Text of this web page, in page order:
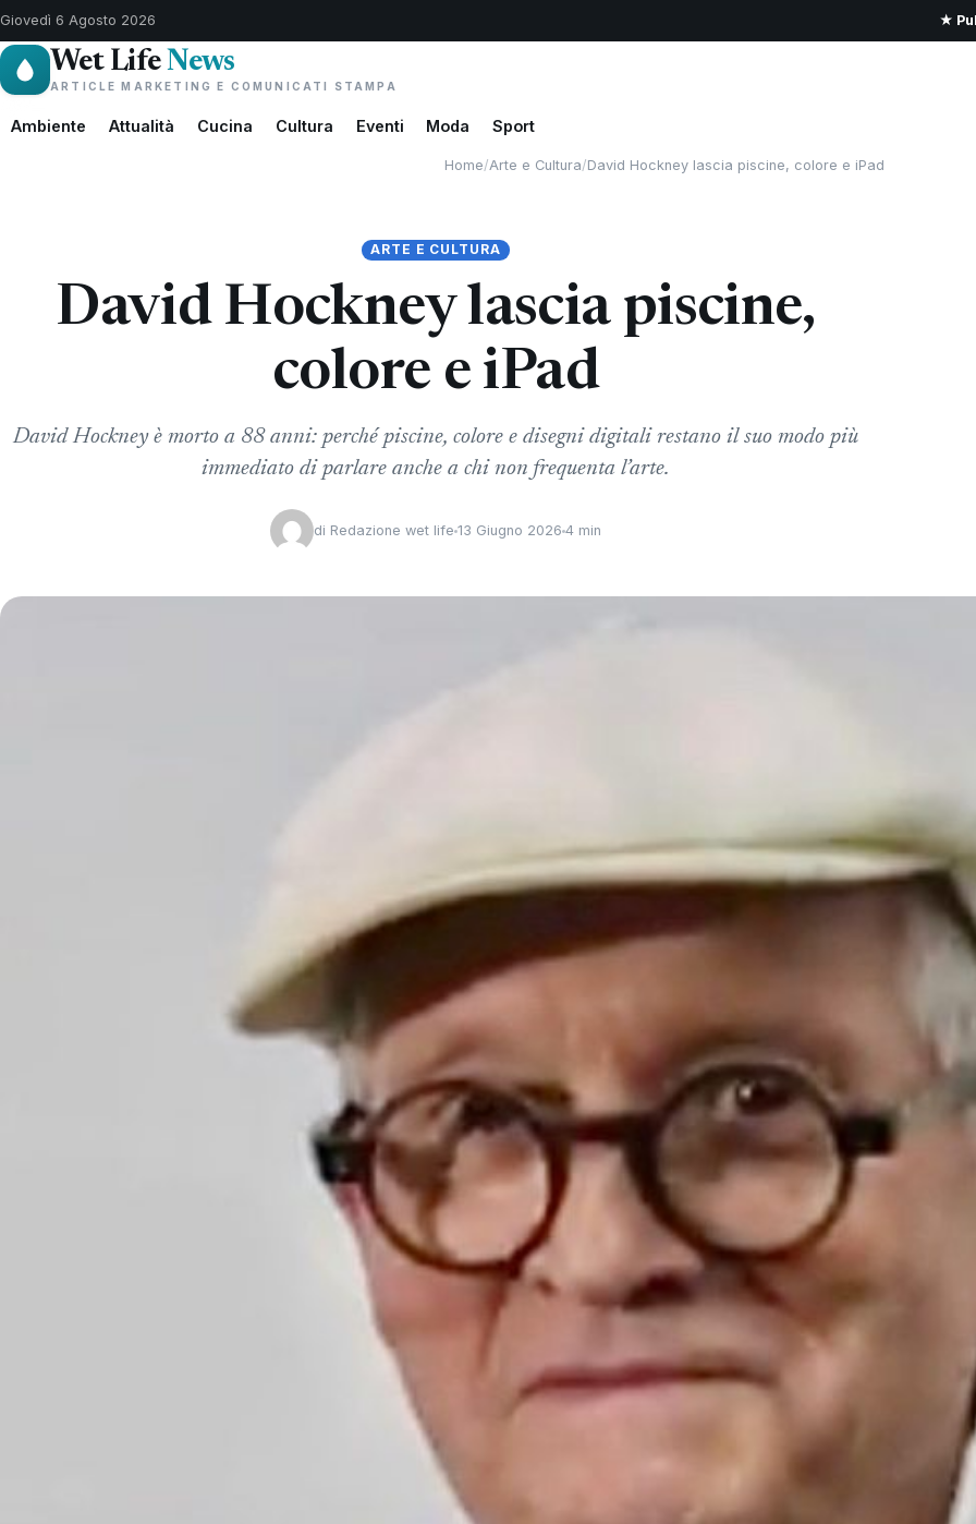
Giovedì 6 Agosto 2026 ★
Wet LifeNews
ARTICLE MARKETING E COMUNICATI STAMPA
Ambiente Attualità Cucina Cultura Eventi Moda Sport
Home/Arte e Cultura/David Hockney lascia piscine, colore e iPad
ARTE E CULTURA
David Hockney lascia piscine,
colore e iPad
David Hockney è morto a 88 anni: perché piscine, colore e disegni digitali restano il suo modo più
immediato di parlare anche a chi non frequenta l’arte.
di Redazione wet life 13 Giugno 2026 4 min